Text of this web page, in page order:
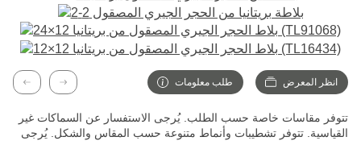
السابق لتالي
طلب معلومات انظر المعرض
تتوفر مقاسات خاصة حسب الطلب. يُرجى الاستفسار عن السماكات غير
القياسية. تتوفر تشطيبات وأنماط متنوعة حسب المقاس والشكل. يُرجى